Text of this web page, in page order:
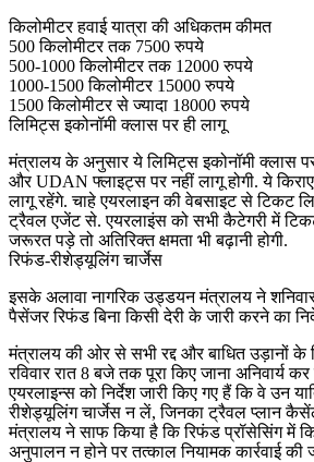
किलोमीटर हवाई यात्रा की अधिकतम कीमत
500 किलोमीटर तक 7500 रुपये
500-1000 किलोमीटर तक 12000 रुपये
1000-1500 किलोमीटर 15000 रुपये
1500 किलोमीटर से ज्यादा 18000 रुपये
लिमिट्स इकोनॉमी क्लास पर ही लागू
मंत्रालय के अनुसार ये लिमिट्स इकोनॉमी क्लास
और UDAN फ्लाइट्स पर नहीं लागू होगी. ये
लागू रहेंगे. चाहे एयरलाइन की वेबसाइट से टिकट
ट्रैवल एजेंट से. एयरलाइंस को सभी कैटेगरी में
जरूरत पड़े तो अतिरिक्त क्षमता भी बढ़ानी होगी.
रिफंड-रीशेड्यूलिंग चार्जेस
इसके अलावा नागरिक उड्डयन मंत्रालय ने
पैसेंजर रिफंड बिना किसी देरी के जारी करने का
मंत्रालय की ओर से सभी रद्द और बाधित उड़ानों के
रविवार रात 8 बजे तक पूरा किए जाना अनिवार्य
एयरलाइन्स को निर्देश जारी किए गए हैं कि वे उन
रीशेड्यूलिंग चार्जेस न लें, जिनका ट्रैवल प्लान
मंत्रालय ने साफ किया है कि रिफंड प्रॉसेसिंग में
अनुपालन न होने पर तत्काल नियामक कार्रवाई की